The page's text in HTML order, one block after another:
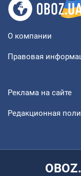
О компании
Правовая
Реклама на сайте
Редакционная